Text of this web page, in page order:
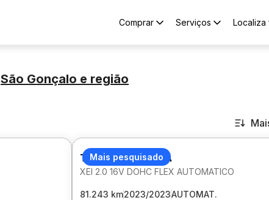
Comprar Serviços Localiza
São Gonçalo e região
Mais pesquisado
TOYOTA COROLLA
XEI 2.0 16V DOHC FLEX AUTOMATICO
81.243 km2023/2023AUTOMAT.